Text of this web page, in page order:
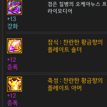
검은 질병의 오케아누스 프
라이모디어
+13
강화
잠식 : 찬란한 황금향의
플레이트 숄더
+12
증폭
축성 : 찬란한 황금향의
플레이트 아머
+12
증폭